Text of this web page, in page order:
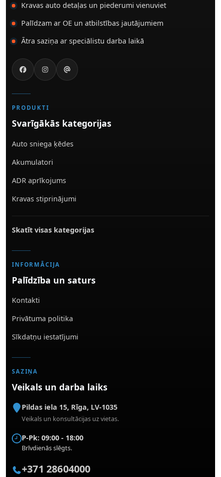
Kravas auto detaļas un piederumi vienuviet
Palīdzam ar OE un atbilstības jautājumiem
Ātra saziņa ar speciālistu darba laikā
PRODUKTI
Svarīgākās kategorijas
Auto sniega ķēdes
Akumulatori
ADR aprīkojums
Kravas stiprinājumi
Skatīt visas kategorijas
INFORMĀCIJA
Palīdzība un saturs
Kontakti
Privātuma politika
Sīkdatņu iestatījumi
SAZIŅA
Veikals un darba laiks
Pildas iela 15, Rīga, LV-1035
Veikals un konsultācijas uz vietas.
P-Pk: 09:00 - 18:00
Brīvdienās slēgts.
+371 28604000